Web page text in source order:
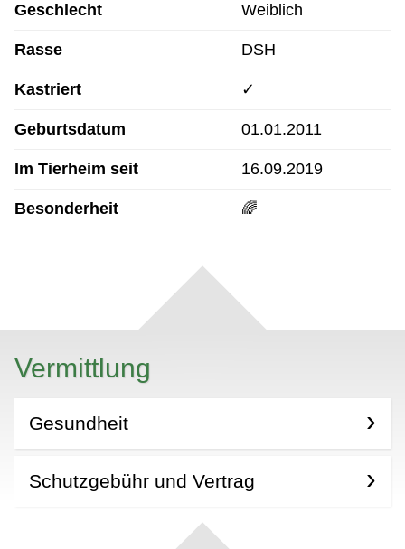
Geschlecht Weiblich
Rasse DSH
Kastriert ✓
Geburtsdatum 01.01.2011
Im Tierheim seit 16.09.2019
Besonderheit 🌈
Vermittlung
Gesundheit
Schutzgebühr und Vertrag